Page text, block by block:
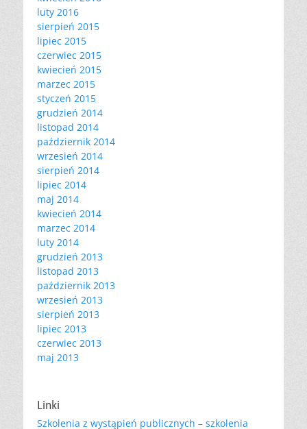
luty 2016
sierpień 2015
lipiec 2015
czerwiec 2015
kwiecień 2015
marzec 2015
styczeń 2015
grudzień 2014
listopad 2014
październik 2014
wrzesień 2014
sierpień 2014
lipiec 2014
maj 2014
kwiecień 2014
marzec 2014
luty 2014
grudzień 2013
listopad 2013
październik 2013
wrzesień 2013
sierpień 2013
lipiec 2013
czerwiec 2013
maj 2013
Linki
Szkolenia z wystąpień publicznych – szkolenia